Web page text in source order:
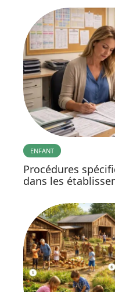
ENFANT
Procédures
dans les